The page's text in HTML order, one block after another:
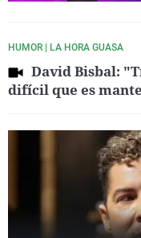
HUMOR | LA HORA GUASA
David Bisbal:
difícil que es